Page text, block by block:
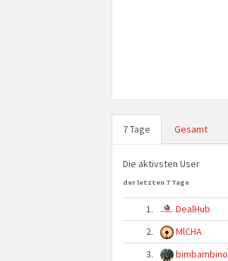
7 Tage Gesamt
Die aktivsten User
der letzten 7 Tage
1. DealHub
2.
MlCHA
3.
bimbambino